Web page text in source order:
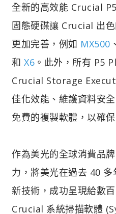
全新的高效能 Crucial
固態硬碟讓 Crucial 出
更加完善，例如 MX500 、
和 X6 。此外，所有 P5
Crucial Storage
佳化效能、維護資料安
免費的複製軟體，以確
作為美光的全球消費品
力，將美光在過去 40
新技術，成功呈現給數
Crucial 系統掃描軟體